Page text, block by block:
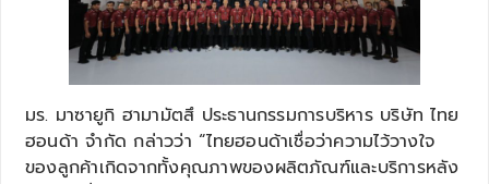
มร. มาซายูกิ ฮามามัตสึ ประธานกรรมการบริหาร บริษัท ไทย
ฮอนด้า จำกัด กล่าวว่า “ไทยฮอนด้าเชื่อว่าความไว้วางใจ
ของลูกค้าเกิดจากทั้งคุณภาพของผลิตภัณฑ์และบริการหลัง